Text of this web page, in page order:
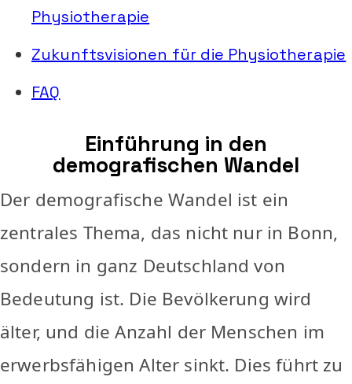
Physiotherapie
Zukunftsvisionen für die Physiotherapie
FAQ
Einführung in den
demografischen Wandel
Der demografische Wandel ist ein
zentrales Thema, das nicht nur in Bonn,
sondern in ganz Deutschland von
Bedeutung ist. Die Bevölkerung wird
älter, und die Anzahl der Menschen im
erwerbsfähigen Alter sinkt. Dies führt zu